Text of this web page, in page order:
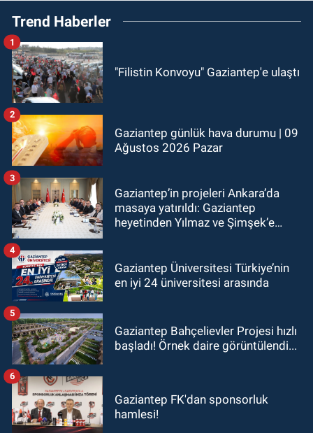
Trend Haberler
"Filistin Konvoyu" Gaziantep'e ulaştı
1
Gaziantep günlük hava durumu | 09
Ağustos 2026 Pazar
2
Gaziantep’in projeleri Ankara’da
masaya yatırıldı: Gaziantep
heyetinden Yılmaz ve Şimşek’e
3
Gaziantep Üniversitesi Türkiye’nin
en iyi 24 üniversitesi arasında
4
Gaziantep Bahçelievler Projesi hızlı
başladı! Örnek daire görüntülendi...
5
Gaziantep FK'dan sponsorluk
hamlesi!
6